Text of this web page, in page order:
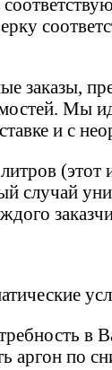
заказы,
Мы
и с
(этот
в
аргон по